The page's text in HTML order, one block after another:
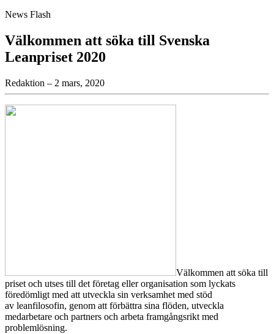
News Flash
Välkommen att söka till Svenska
Leanpriset 2020
Redaktion – 2 mars, 2020
Välkommen att söka till
priset och utses till det företag eller organisation som lyckats
föredömligt med att utveckla sin verksamhet med stöd
av leanfilosofin, genom att förbättra sina flöden, utveckla
medarbetare och partners och arbeta framgångsrikt med
problemlösning.